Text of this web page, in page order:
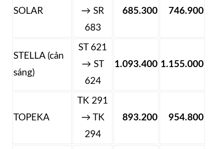
SOLAR
→ SR
683
685.300 746.900
STELLA (cản
sáng)
ST 621
→ ST
624
1.093.400 1.155.000
TOPEKA
TK 291
→ TK
294
893.200 954.800